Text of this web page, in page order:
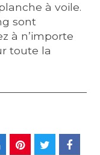
à voile.
sont
à n’importe
toute la